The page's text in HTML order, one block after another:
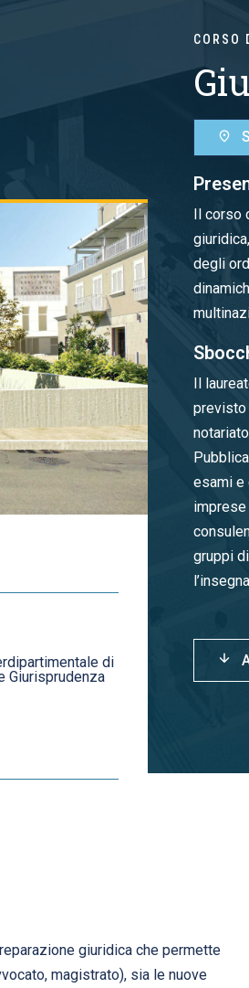
CORSO
Il corso
degli
Il
previsto
esami e
gruppi
di
Giurisprudenza
giuridica che permette
magistrato), sia le nuove